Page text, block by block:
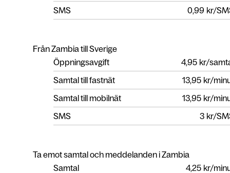
SMS
0,99 kr/
Från Zambia till Sverige
Öppningsavgift
4,95 kr/
Samtal till fastnät
13,95 kr/
Samtal till mobilnät
13,95 kr/
SMS
3 kr/
Ta emot samtal och meddelanden i Zambia
Samtal
4,25 kr/